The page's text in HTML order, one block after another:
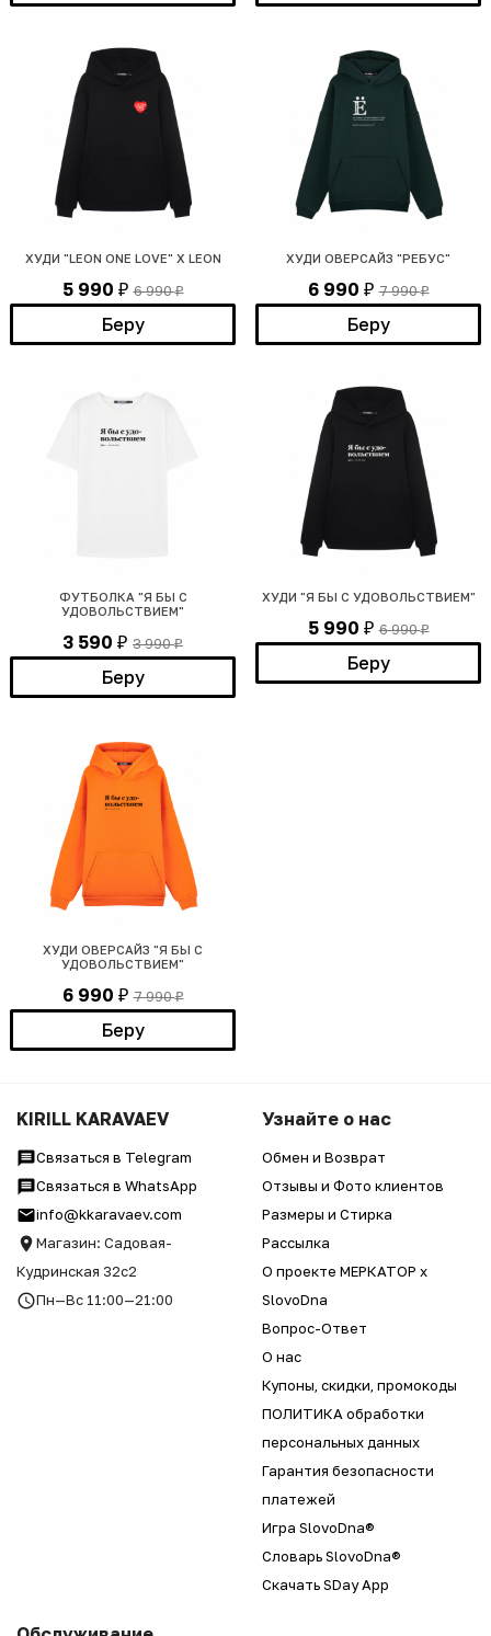
ХУДИ "LEON ONE LOVE" X LEON
5 990 ₽ 6 990₽
Беру
ХУДИ ОВЕРСАЙЗ "РЕБУС"
6 990 ₽ 7 990₽
Беру
ФУТБОЛКА "Я БЫ С
УДОВОЛЬСТВИЕМ"
3 590 ₽ 3 990₽
Беру
ХУДИ "Я БЫ С УДОВОЛЬСТВИЕМ"
5 990 ₽ 6 990₽
Беру
ХУДИ ОВЕРСАЙЗ "Я БЫ С
УДОВОЛЬСТВИЕМ"
6 990 ₽ 7 990₽
Беру
KIRILL KARAVAEV
Связаться в Telegram
Связаться в WhatsApp
info@kkaravaev.com
Магазин: Садовая-
Кудринская 32с2
Пн—Вс 11:00—21:00
Узнайте о нас
Обмен и Возврат
Отзывы и Фото клиентов
Размеры и Стирка
Рассылка
О проекте МЕРКАТОР x
SlovoDna
Вопрос-Ответ
О нас
Купоны, скидки, промокоды
ПОЛИТИКА обработки
персональных данных
Гарантия безопасности
платежей
Игра SlovoDna®
Словарь SlovoDna®
Скачать SDay App